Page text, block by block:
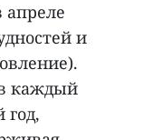
апреле
и
каждый
год,